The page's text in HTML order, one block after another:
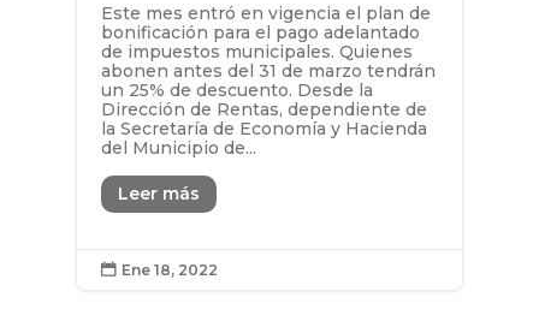
Este mes entró en vigencia el plan de
bonificación para el pago adelantado
de impuestos municipales. Quienes
abonen antes del 31 de marzo tendrán
un 25% de descuento. Desde la
Dirección de Rentas, dependiente de
la Secretaría de Economía y Hacienda
del Municipio de...
Leer más
 Ene 18, 2022